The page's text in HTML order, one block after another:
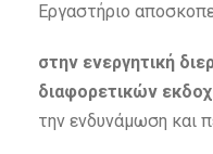
Εργαστήριο
στην ενεργητική
διαφορετικών
την ενδυνάμωση και